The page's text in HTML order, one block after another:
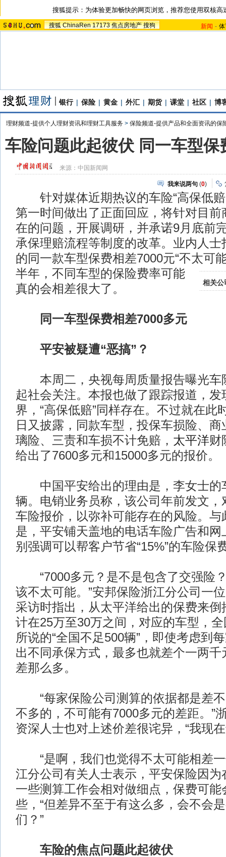
搜狐提示：为体验更加畅快的网页浏览，推荐您使用双核高
搜狐 ChinaRen 17173 焦点房地产 搜狗 新闻 -
银行 | 保险 | 黄金 | 外汇 | 期货 | 课堂 | 社区 | 博
理财频道-提供个人理财资讯和理财工具服务 > 保险频道-提供产品和全面资讯的保
车险问题此起彼伏 同一车型保
来源： 中国新闻网
我来说两句 (0)
针对媒体近期热议的车险“高保低赔
第一时间做出了正面回应，将针对目前
在的问题，开展调研，并承诺9月底前
承保理赔流程等制度的改革。业内人士
的同一款车型保费相差7000元“不太可
相关公
半年，不同车型的保险费率可能
真的会相差很大了。
同一车型保费相差7000多元
平安被疑遭“恶搞”？
本周二，央视每周质量报告曝光车
起社会关注。本报也做了跟踪报道，发
界，“高保低赔”同样存在。不过就在此
日又披露，同款车型，投保车损险、
璃险、三责和车损不计免赔， 太平洋财
给出了7600多元和15000多元的报价。
中国平安给出的理由是，李女士的
辆。电销业务员称，该公司年前发文，
车险报价，以弥补可能存在的风险。与
是，平安铺天盖地的电话车险广告和网
别强调可以帮客户节省“15%”的车险保
“7000多元？是不是包含了交强险
该不太可能。”安邦保险浙江分公司一
采访时指出，从太平洋给出的保费来倒
计在25万至30万之间，对应的车型，
所说的“全国不足500辆”，即使考虑到
出不同承保方式，最多也就差个一两千
差那么多。
“每家保险公司测算的依据都是差不
不多的，不可能有7000多元的差距。”
资深人士也对上述价差很诧异，“我现
“是啊，我们也觉得不太可能相差一
江分公司有关人士表示，平安保险因为
一些测算工作会相对做细点，保费可能
些，“但差异不至于有这么多，会不会
们？”
车险的焦点问题此起彼伏